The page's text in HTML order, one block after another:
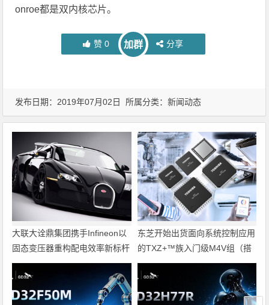
onroe都是双内核芯片。
赞 0 加群 分享
发布日期：2019年07月02日 所属分类：新闻动态
大联大诠鼎集团携手Infineon以
固态变压器重构配电效率新标杆
东芝开始出货面向系统控制应用
的TXZ+™族入门级M4V组（搭
载Arm Cortex‑M4内核的标准微
控制器）工程样品